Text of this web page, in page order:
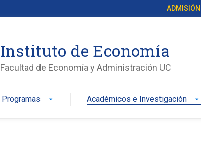
ADMISIÓN
Instituto de Economía
Facultad de Economía y Administración UC
Programas arrow_drop_down Académicos e Investigación arrow_drop_down